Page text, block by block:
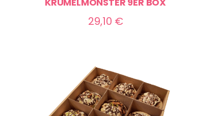
KRÜMELMONSTER 9ER BOX
29,10 €